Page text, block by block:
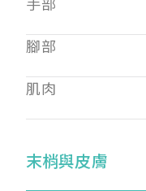
腳部
肌肉
末梢與皮膚
會審核通過後即通
【會費】
個人會員:
入會費新臺幣1200
費1200元，於每年
費3000元，於每年